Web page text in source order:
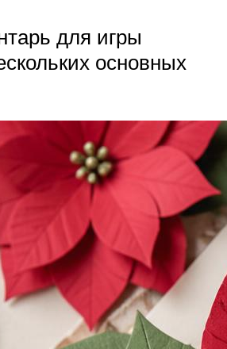
для игры
основных